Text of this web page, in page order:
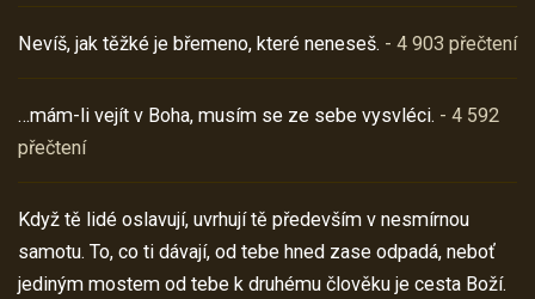
Nevíš, jak těžké je břemeno, které neneseš. - 4 903 přečtení
…mám-li vejít v Boha, musím se ze sebe vysvléci. - 4 592
přečtení
Když tě lidé oslavují, uvrhují tě především v nesmírnou
samotu. To, co ti dávají, od tebe hned zase odpadá, neboť
jediným mostem od tebe k druhému člověku je cesta Boží.